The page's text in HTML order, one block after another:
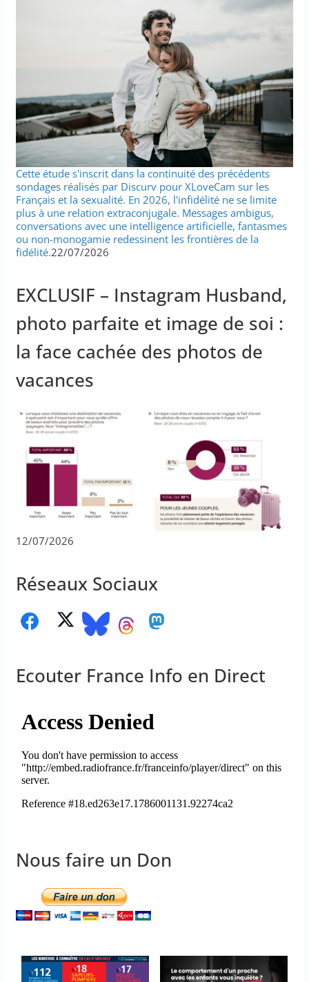
Cette étude s'inscrit dans la continuité des précédents
sondages réalisés par Discurv pour XLoveCam sur les
Français et la sexualité. En 2026, l'infidélité ne se limite
plus à une relation extraconjugale. Messages ambigus,
conversations avec une intelligence artificielle, fantasmes
ou non-monogamie redessinent les frontières de la
fidélité.22/07/2026
EXCLUSIF – Instagram Husband,
photo parfaite et image de soi :
la face cachée des photos de
vacances
12/07/2026
Réseaux Sociaux
Ecouter France Info en Direct
Nous faire un Don